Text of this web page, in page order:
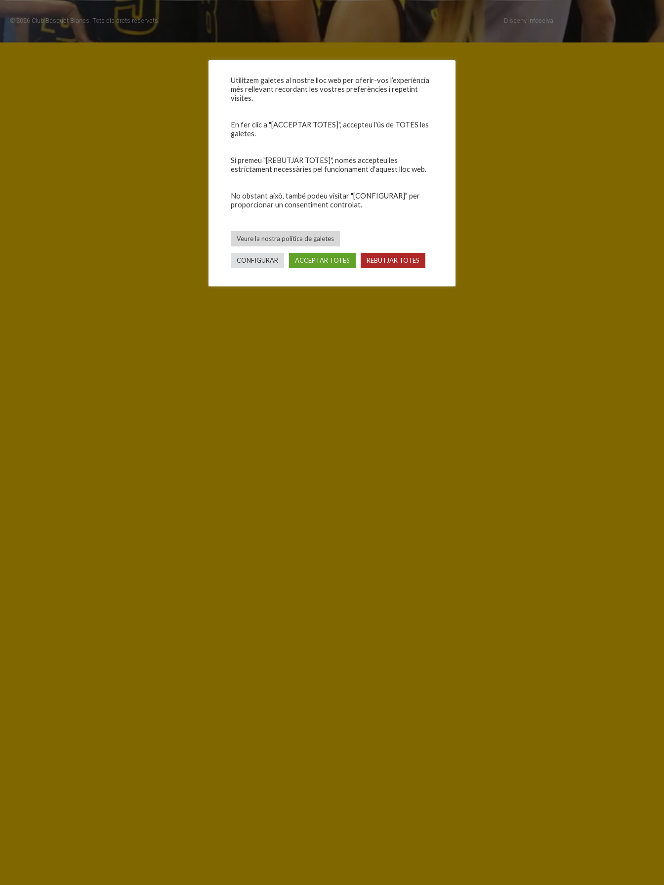
© 2026 Club Bàsquet Blanes. Tots els drets reservats. Disseny infoselva
Utilitzem galetes al nostre lloc web per oferir-vos l’experiència
més rellevant recordant les vostres preferències i repetint
visites.
En fer clic a "[ACCEPTAR TOTES]", accepteu l'ús de TOTES les
galetes.
Si premeu "[REBUTJAR TOTES]", només accepteu les
estrictament necessàries pel funcionament d'aquest lloc web.
No obstant això, també podeu visitar "[CONFIGURAR]" per
proporcionar un consentiment controlat.
Veure la nostra política de galetes
CONFIGURAR ACCEPTAR TOTES REBUTJAR TOTES